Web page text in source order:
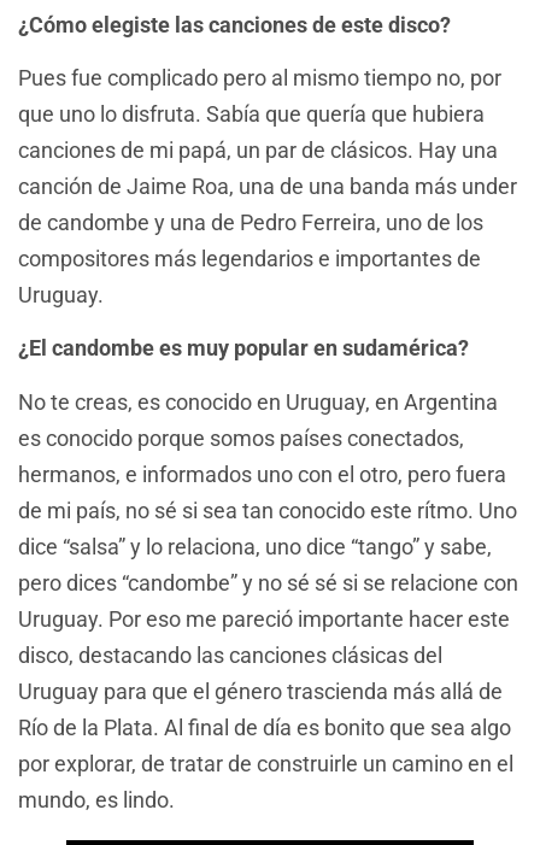
¿Cómo elegiste las canciones de este disco?
Pues fue complicado pero al mismo tiempo no, por
que uno lo disfruta. Sabía que quería que hubiera
canciones de mi papá, un par de clásicos. Hay una
canción de Jaime Roa, una de una banda más under
de candombe y una de Pedro Ferreira, uno de los
compositores más legendarios e importantes de
Uruguay.
¿El candombe es muy popular en sudamérica?
No te creas, es conocido en Uruguay, en Argentina
es conocido porque somos países conectados,
hermanos, e informados uno con el otro, pero fuera
de mi país, no sé si sea tan conocido este rítmo. Uno
dice “salsa” y lo relaciona, uno dice “tango” y sabe,
pero dices “candombe” y no sé sé si se relacione con
Uruguay. Por eso me pareció importante hacer este
disco, destacando las canciones clásicas del
Uruguay para que el género trascienda más allá de
Río de la Plata. Al final de día es bonito que sea algo
por explorar, de tratar de construirle un camino en el
mundo, es lindo.